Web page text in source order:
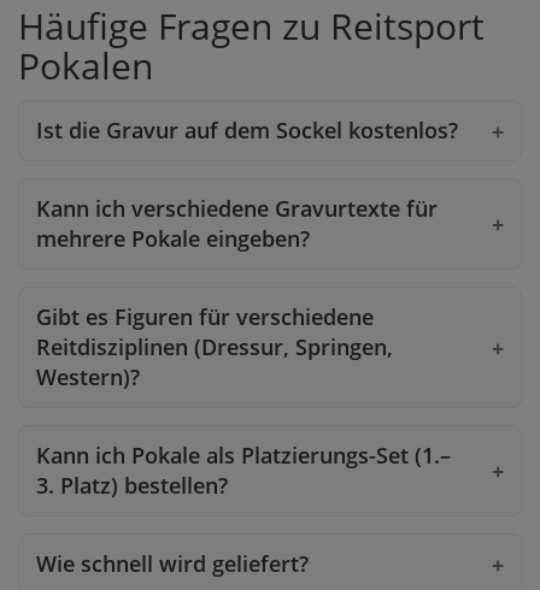
Häufige Fragen zu Reitsport
Pokalen
Ist die Gravur auf dem Sockel kostenlos?
Kann ich verschiedene Gravurtexte für
mehrere Pokale eingeben?
Gibt es Figuren für verschiedene
Reitdisziplinen (Dressur, Springen,
Western)?
Kann ich Pokale als Platzierungs-Set (1.–
3. Platz) bestellen?
Wie schnell wird geliefert?